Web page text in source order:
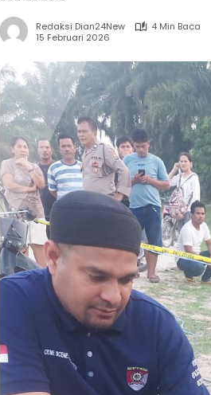
Redaksi Dian24New
4 Min Baca
15 Februari 2026